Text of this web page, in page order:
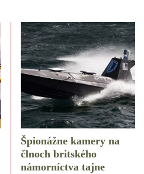
Špionážne kamery na
člnoch britského
námorníctva tajne